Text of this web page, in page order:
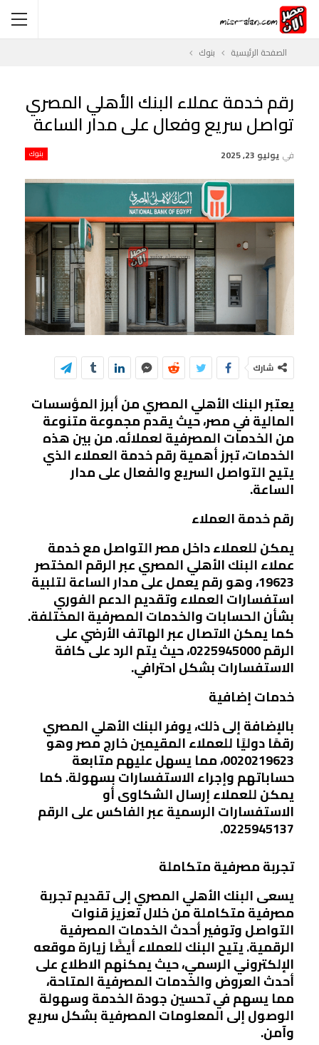
الصفحة الرئيسية بنوك
رقم خدمة عملاء البنك الأهلي المصري
تواصل سريع وفعال على مدار الساعة
بنوك في يوليو 23, 2025
شارك
يعتبر البنك الأهلي المصري من أبرز المؤسسات
المالية في مصر، حيث يقدم مجموعة متنوعة
من الخدمات المصرفية لعملائه. من بين هذه
الخدمات، تبرز أهمية رقم خدمة العملاء الذي
يتيح التواصل السريع والفعال على مدار
الساعة.
رقم خدمة العملاء
يمكن للعملاء داخل مصر التواصل مع خدمة
عملاء البنك الأهلي المصري عبر الرقم المختصر
19623، وهو رقم يعمل على مدار الساعة لتلبية
استفسارات العملاء وتقديم الدعم الفوري
بشأن الحسابات والخدمات المصرفية المختلفة.
كما يمكن الاتصال عبر الهاتف الأرضي على
الرقم0225945000، حيث يتم الرد على كافة
الاستفسارات بشكل احترافي.
خدمات إضافية
بالإضافة إلى ذلك، يوفر البنك الأهلي المصري
رقمًا دوليًا للعملاء المقيمين خارج مصر وهو
0020219623، مما يسهل عليهم متابعة
حساباتهم وإجراء الاستفسارات بسهولة. كما
يمكن للعملاء إرسال الشكاوى أو
الاستفسارات الرسمية عبر الفاكس على الرقم
0225945137
.
تجربة مصرفية متكاملة
يسعى البنك الأهلي المصري إلى تقديم تجربة
مصرفية متكاملة من خلال تعزيز قنوات
التواصل وتوفير أحدث الخدمات المصرفية
الرقمية. يتيح البنك للعملاء أيضًا زيارة موقعه
الإلكتروني الرسمي، حيث يمكنهم الاطلاع على
أحدث العروض والخدمات المصرفية المتاحة،
مما يسهم في تحسين جودة الخدمة وسهولة
الوصول إلى المعلومات المصرفية بشكل سريع
وآمن.